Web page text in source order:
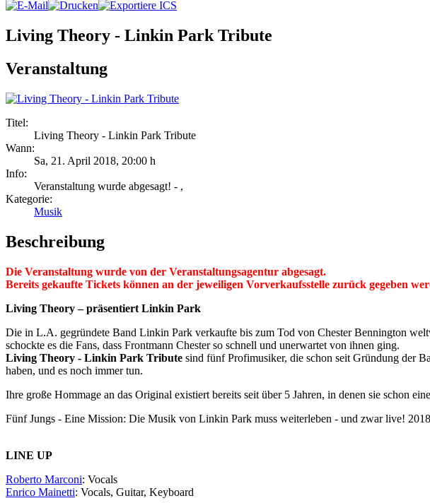
Living Theory - Linkin Park Tribute
Veranstaltung
Titel:
Living Theory - Linkin Park Tribute
Wann:
Sa, 21. April 2018, 20:00 h
Info:
Veranstaltung wurde abgesagt! - ,
Kategorie:
Musik
Beschreibung
Die Veranstaltung wurde von der Veranstaltungsagentur abgesagt.
Bereits gekaufte Tickets können an der jeweiligen Vorverkaufsstelle zurück gegeben
Living Theory – präsentiert Linkin Park
Die in L.A. gegründete Band Linkin Park verkaufte bis zum Tod von Chester Bennington
schockte es die Fans, dass Frontmann Chester so schnell und unerwartet von ihnen ging.
Living Theory - Linkin Park Tribute sind fünf Profimusiker, die schon seit Gründung der
haben, und es noch immer tun.
Ihre große Hommage an das Original existiert bereits seit über 5 Jahren, in denen sie schon
Fünf Jungs - Eine Mission: Die Musik von Linkin Park muss weiterleben - und zwar live!
LINE UP
Roberto Marconi: Vocals
Enrico Mainetti: Vocals, Guitar, Keyboard